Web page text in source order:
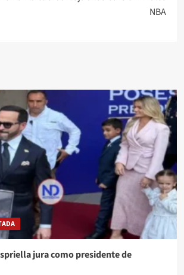
NBA
jura como presidente de